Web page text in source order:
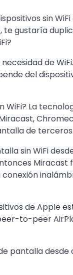
sin
gustaría
de
del
WiFi? La
de terceros.
sin WiFi
de Apple
to-peer
pantalla desde